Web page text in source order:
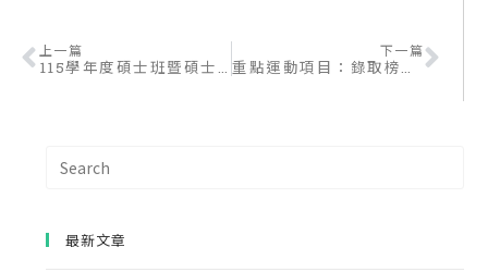
上一篇
115學年度碩士班暨碩士在職專班招生：榜單公告與報到相關表件
下一篇
重點運動項目：錄取榜單公告及正取生報到注意事項
最新文章